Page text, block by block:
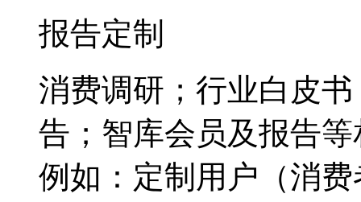
报告定制
消费调研；行业白皮
告；智库会员及报告
例如：定制用户（消